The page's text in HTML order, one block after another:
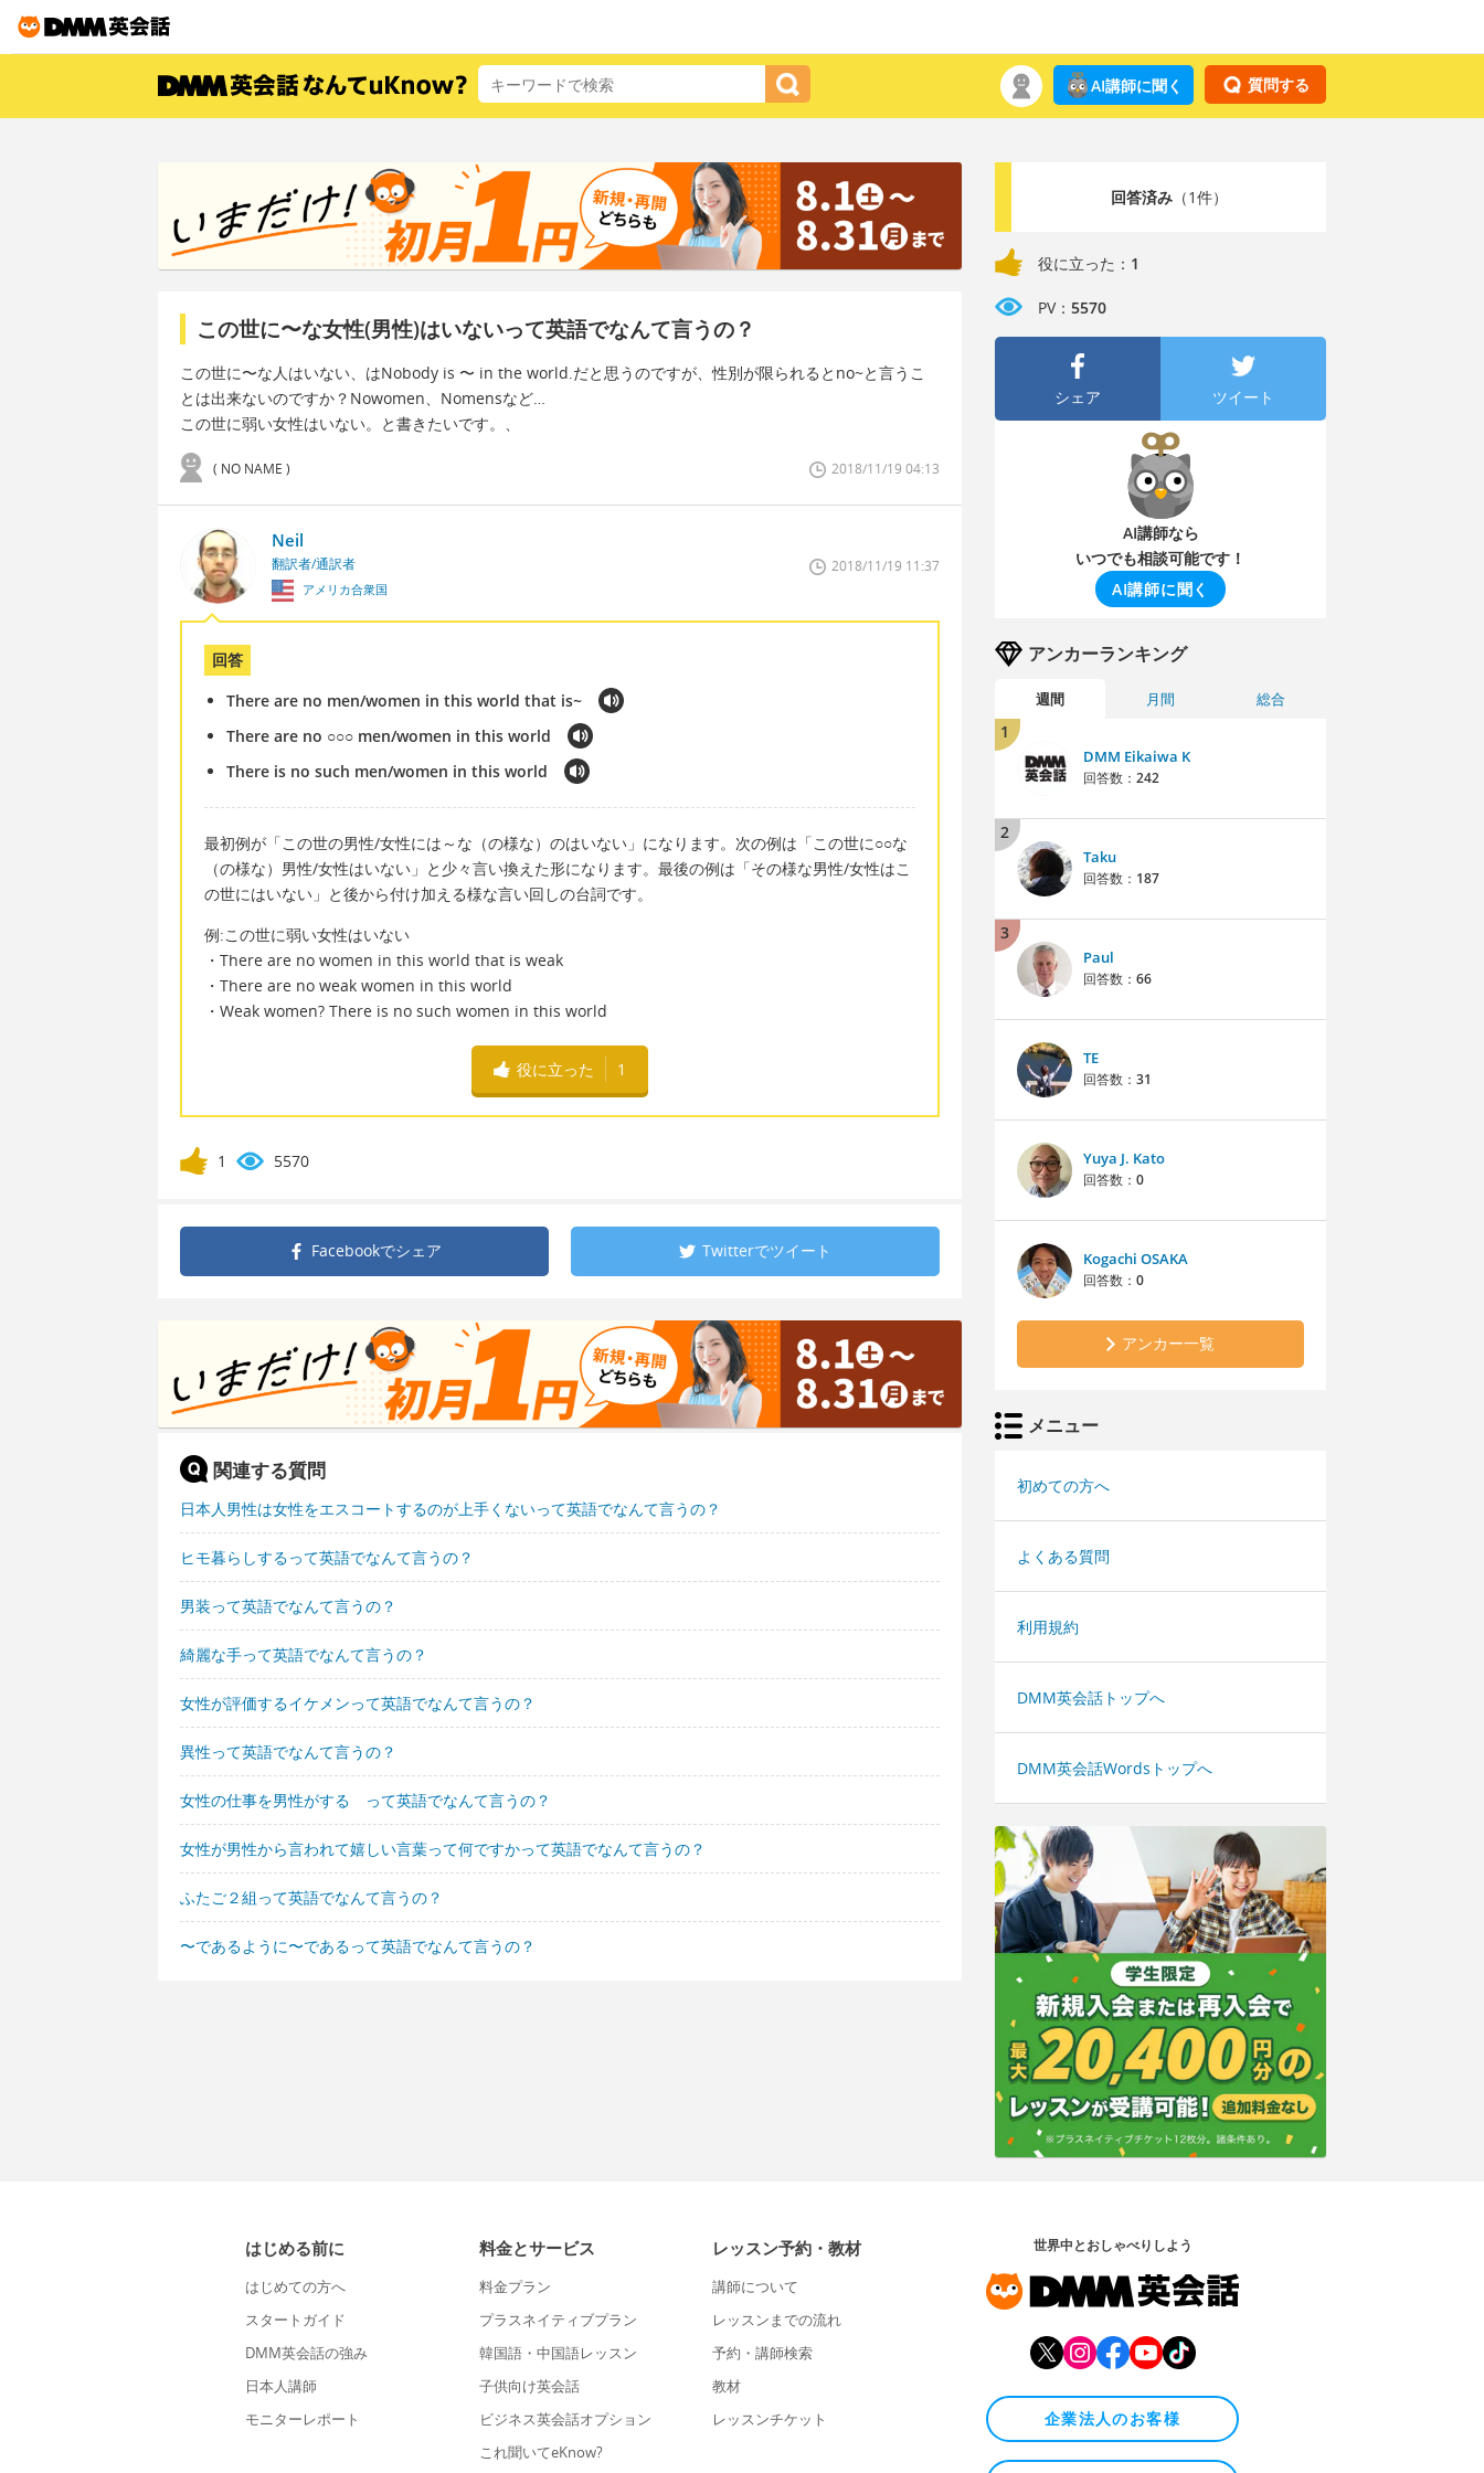
質問する
AI講師に聞く
この世に〜な女性(男性)はいないって英語でなんて言うの？
この世に〜な人はいない、はNobody is 〜 in the world.だと思うのですが、性別が限られるとno~と言うこ
とは出来ないのですか？Nowomen、Nomensなど…
この世に弱い女性はいない。と書きたいです。、
( NO NAME ) 2018/11/19 04:13
Neil
翻訳者/通訳者
アメリカ合衆国
2018/11/19 11:37
回答
There are no men/women in this world that is~
There are no ○○○ men/women in this world
There is no such men/women in this world
最初例が「この世の男性/女性には～な（の様な）のはいない」になります。次の例は「この世に○○な
（の様な）男性/女性はいない」と少々言い換えた形になります。最後の例は「その様な男性/女性はこ
の世にはいない」と後から付け加える様な言い回しの台詞です。
例:この世に弱い女性はいない
・There are no women in this world that is weak
・There are no weak women in this world
・Weak women? There is no such women in this world
役に立った 1
1 5570
Facebookでシェア Twitterでツイート
関連する質問
日本人男性は女性をエスコートするのが上手くないって英語でなんて言うの？
ヒモ暮らしするって英語でなんて言うの？
男装って英語でなんて言うの？
綺麗な手って英語でなんて言うの？
女性が評価するイケメンって英語でなんて言うの？
異性って英語でなんて言うの？
女性の仕事を男性がする って英語でなんて言うの？
女性が男性から言われて嬉しい言葉って何ですかって英語でなんて言うの？
ふたご２組って英語でなんて言うの？
〜であるように〜であるって英語でなんて言うの？
回答済み（1件）
役に立った： 1
PV： 5570
シェア ツイート
AI講師なら
いつでも相談可能です！
AI講師に聞く
アンカーランキング
週間 月間 総合
1
DMM Eikaiwa K
回答数： 242
2
Taku
回答数： 187
3
Paul
回答数： 66
TE
回答数： 31
Yuya J. Kato
回答数： 0
Kogachi OSAKA
回答数： 0
アンカー一覧
メニュー
初めての方へ
よくある質問
利用規約
DMM英会話トップへ
DMM英会話Wordsトップへ
はじめる前に
はじめての方へ
スタートガイド
DMM英会話の強み
日本人講師
モニターレポート
料金とサービス
料金プラン
プラスネイティブプラン
韓国語・中国語レッスン
子供向け英会話
ビジネス英会話オプション
これ聞いてeKnow?
レッスン予約・教材
講師について
レッスンまでの流れ
予約・講師検索
教材
レッスンチケット
世界中とおしゃべりしよう
企業法人のお客様